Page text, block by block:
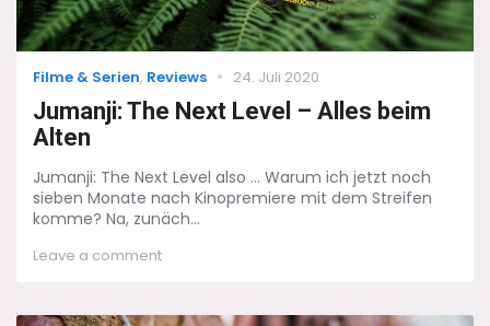
Categories
Filme & Serien, Reviews
Posted
24. Juli 2020
Jumanji: The Next Level – Alles beim
Alten
Jumanji: The Next Level also ... Warum ich jetzt noch
sieben Monate nach Kinopremiere mit dem Streifen
komme? Na, zunäch...
Leave a commenton
Next